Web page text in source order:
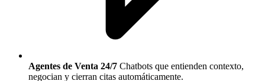
Agentes de Venta 24/7 Chatbots que entienden contexto,
negocian y cierran citas automáticamente.